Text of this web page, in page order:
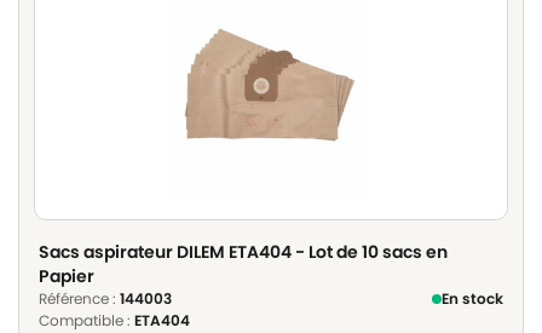
Sacs aspirateur DILEM ETA404 - Lot de 10 sacs en
Papier
Référence : 144003
En stock
Compatible : ETA404